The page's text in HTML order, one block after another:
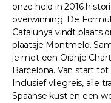
onze held in 2016
overwinning. De
Catalunya vindt plaats
plaatsje Montmelo.
je met een Oranje
Barcelona. Van start
Inclusief vliegreis, alle
Spaanse kust en een